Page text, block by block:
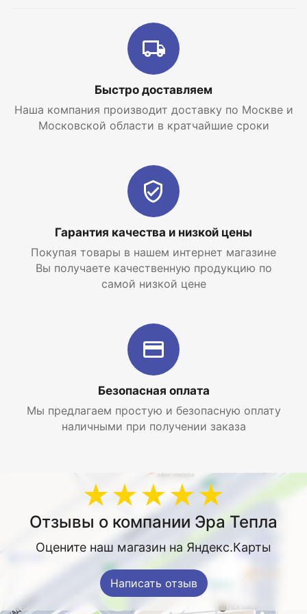
различных объемов от 100 до 500 литров. Простой
способ подключения и напольный монтаж делают
данные модели универсальным решением для
большинства случаев, где необходимо
организовать систему с горячей водой.
Быстро доставляем
Наша компания производит доставку по Москве и
Московской области в кратчайшие сроки
Гарантия качества и низкой цены
Покупая товары в нашем интернет магазине
Вы получаете качественную продукцию по
самой низкой цене
Безопасная оплата
Мы предлагаем простую и безопасную оплату
наличными при получении заказа
★★★★★
Отзывы о компании Эра Тепла
Оцените наш магазин на Яндекс.Карты
Написать отзыв